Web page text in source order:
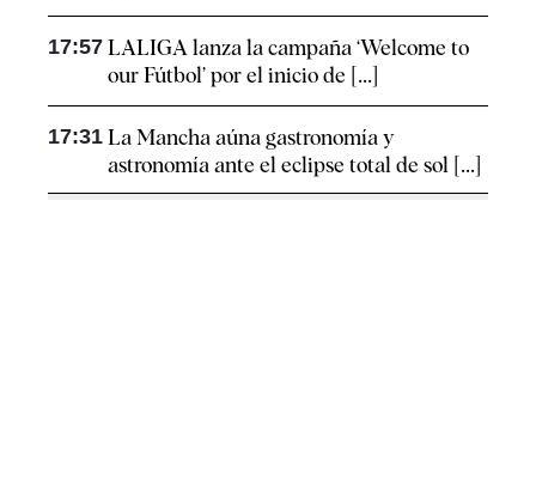
17:57 LALIGA lanza la campaña ‘Welcome to
our Fútbol’ por el inicio de [...]
17:31 La Mancha aúna gastronomía y
astronomía ante el eclipse total de sol [...]